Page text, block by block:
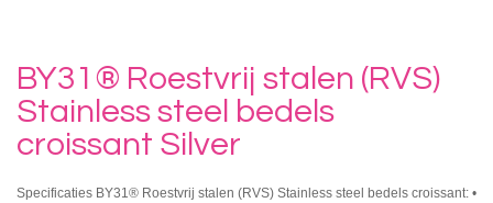
BY31® Roestvrij stalen (RVS)
Stainless steel bedels
croissant Silver
Specificaties BY31® Roestvrij stalen (RVS) Stainless steel bedels croissant: •